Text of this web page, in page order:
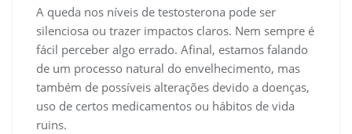
A queda nos níveis de testosterona pode ser
silenciosa ou trazer impactos claros. Nem sempre é
fácil perceber algo errado. Afinal, estamos falando
de um processo natural do envelhecimento, mas
também de possíveis alterações devido a doenças,
uso de certos medicamentos ou hábitos de vida
ruins.